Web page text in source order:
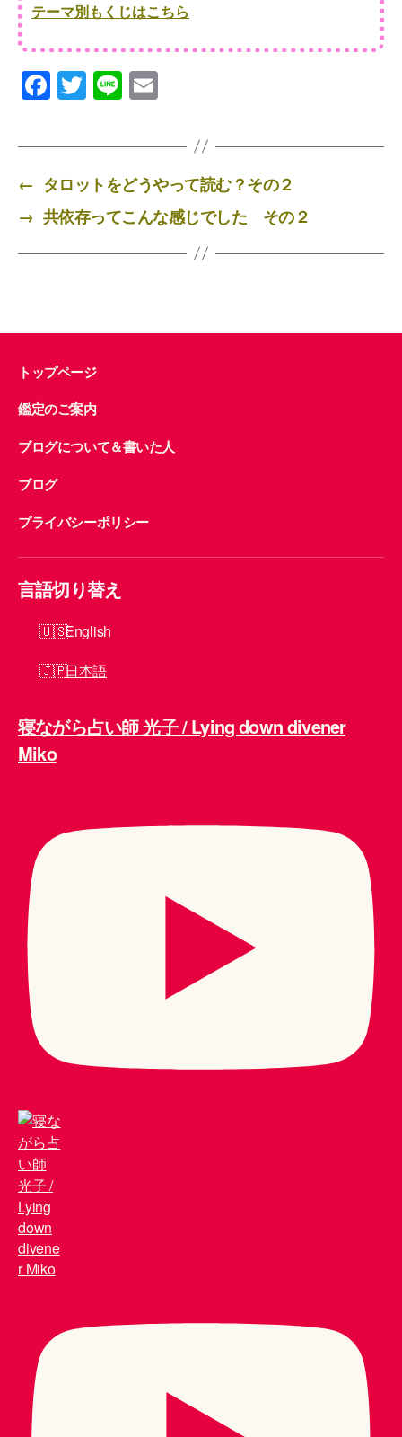
テーマ別もくじはこちら
F
a
c
e
b
o
o
T
wi
tt
er
Li
n
e ail
← タロットをどうやって読む？その２
→ 共依存ってこんな感じでした その２
トップページ
鑑定のご案内
ブログについて＆書いた人
ブログ
プライバシーポリシー
言語切り替え
English
日本語
寝ながら占い師 光子 / Lying down divener
Miko